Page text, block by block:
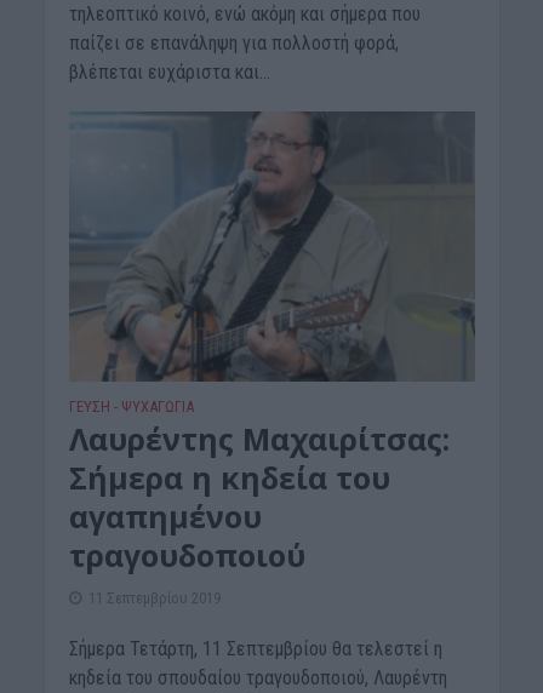
τηλεοπτικό κοινό, ενώ ακόμη και σήμερα που
παίζει σε επανάληψη για πολλοστή φορά,
βλέπεται ευχάριστα και...
ΓΕΎΣΗ - ΨΥΧΑΓΩΓΊΑ
Λαυρέντης Μαχαιρίτσας:
Σήμερα η κηδεία του
αγαπημένου
τραγουδοποιού
11 Σεπτεμβρίου 2019
Σήμερα Τετάρτη, 11 Σεπτεμβρίου θα τελεστεί η
κηδεία του σπουδαίου τραγουδοποιού, Λαυρέντη